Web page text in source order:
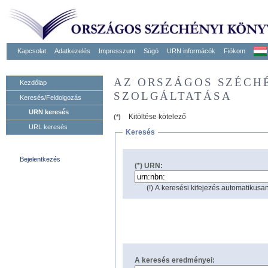
Kapcsolat Adatkezelés Impresszum Súgó URN informácók Fiókom
Kezdőlap
Keresés/Feldolgozás
URN keresés
URL keresés
Bejelentkezés
AZ ORSZÁGOS
SZOLGÁLTATÁSA
(*)
Kitöltése kötelező
Keresés
(*) URN:
(!) A keresési kifejezés
A keresés eredményei: